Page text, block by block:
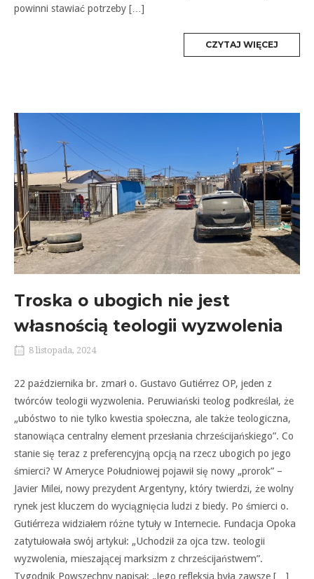
powinni stawiać potrzeby […]
CZYTAJ WIĘCEJ
Troska o ubogich nie jest
własnością teologii wyzwolenia
8 listopada, 2024
22 października br. zmarł o. Gustavo Gutiérrez OP, jeden z
twórców teologii wyzwolenia. Peruwiański teolog podkreślał, że
„ubóstwo to nie tylko kwestia społeczna, ale także teologiczna,
stanowiąca centralny element przesłania chrześcijańskiego”. Co
stanie się teraz z preferencyjną opcją na rzecz ubogich po jego
śmierci? W Ameryce Południowej pojawił się nowy „prorok” –
Javier Milei, nowy prezydent Argentyny, który twierdzi, że wolny
rynek jest kluczem do wyciągnięcia ludzi z biedy. Po śmierci o.
Gutiérreza widziałem różne tytuły w Internecie. Fundacja Opoka
zatytułowała swój artykuł: „Uchodził za ojca tzw. teologii
wyzwolenia, mieszającej marksizm z chrześcijaństwem”.
Tygodnik Powszechny napisał: „Jego refleksja była zawsze […]